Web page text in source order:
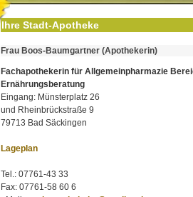
Ihre Stadt-Apotheke
Frau Boos-Baumgartner (Apothekerin)
Fachapothekerin für Allgemeinpharmazie
Ernährungsberatung
Eingang: Münsterplatz 26
und Rheinbrückstraße 9
79713 Bad Säckingen
Lageplan
Tel.: 07761-43 33
Fax: 07761-58 60 6